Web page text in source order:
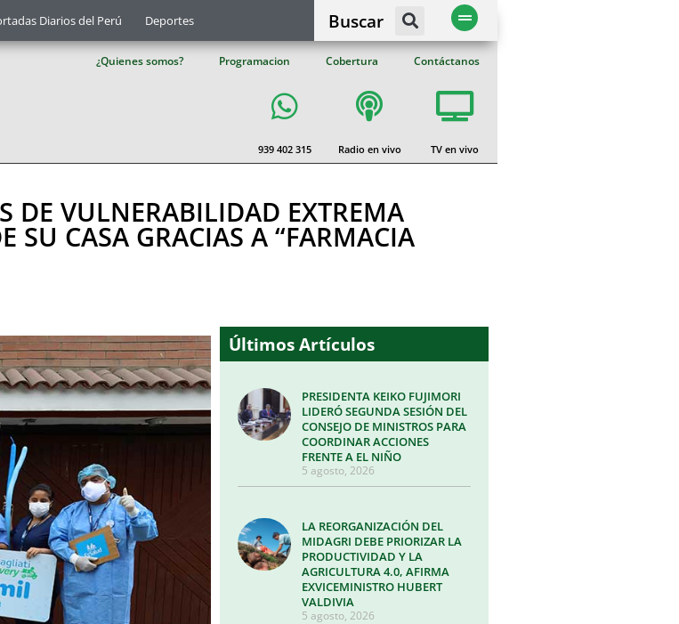
Diarios del Perú Deportes Buscar
¿Quienes somos? Programacion Cobertura Contáctanos
939 402 315 Radio en vivo TV en vivo
DE VULNERABILIDAD EXTREMA
SU CASA GRACIAS A “FARMACIA
Últimos Artículos
PRESIDENTA KEIKO FUJIMORI
LIDERÓ SEGUNDA SESIÓN DEL
CONSEJO DE MINISTROS PARA
COORDINAR ACCIONES
FRENTE A EL NIÑO
5 agosto, 2026
LA REORGANIZACIÓN DEL
MIDAGRI DEBE PRIORIZAR LA
PRODUCTIVIDAD Y LA
AGRICULTURA 4.0, AFIRMA
EXVICEMINISTRO HUBERT
VALDIVIA
5 agosto, 2026